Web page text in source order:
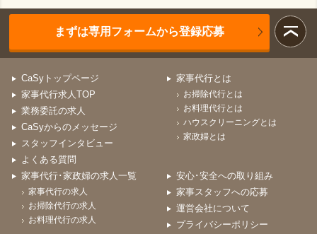
まずは専用フォームから登録応募
CaSyトップページ
家事代行求人TOP
業務委託の求人
CaSyからのメッセージ
スタッフインタビュー
よくある質問
家事代行とは
お掃除代行とは
お料理代行とは
ハウスクリーニングとは
家政婦とは
家事代行･家政婦の求人一覧
家事代行の求人
お掃除代行の求人
お料理代行の求人
安心･安全への取り組み
家事スタッフへの応募
運営会社について
プライバシーポリシー